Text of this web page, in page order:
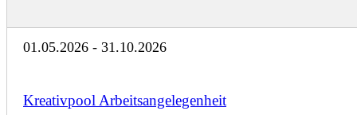
01.05.2026 - 31.10.2026
Kreativpool Arbeitsangelegenheit